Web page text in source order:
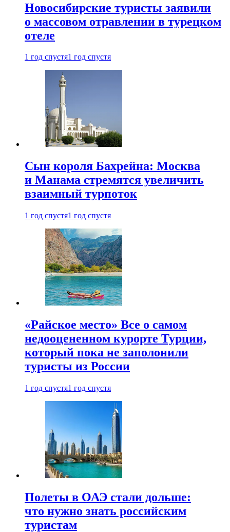
Новосибирские туристы заявили
о массовом отравлении в турецком
отеле
1 год спустя1 год спустя
Сын короля Бахрейна: Москва
и Манама стремятся увеличить
взаимный турпоток
1 год спустя1 год спустя
«Райское место» Все о самом
недооцененном курорте Турции,
который пока не заполонили
туристы из России
1 год спустя1 год спустя
Полеты в ОАЭ стали дольше:
что нужно знать российским
туристам